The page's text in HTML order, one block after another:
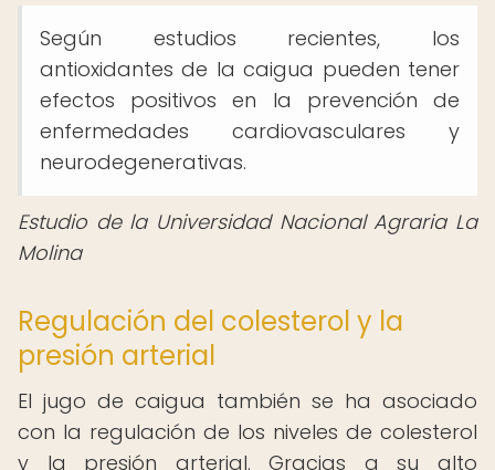
Según estudios recientes, los
antioxidantes de la caigua pueden tener
efectos positivos en la prevención de
enfermedades cardiovasculares y
neurodegenerativas.
Estudio de la Universidad Nacional Agraria La
Molina
Regulación del colesterol y la
presión arterial
El jugo de caigua también se ha asociado
con la regulación de los niveles de colesterol
y la presión arterial. Gracias a su alto